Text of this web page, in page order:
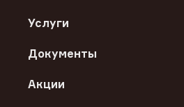
Услуги
Документы
Акции